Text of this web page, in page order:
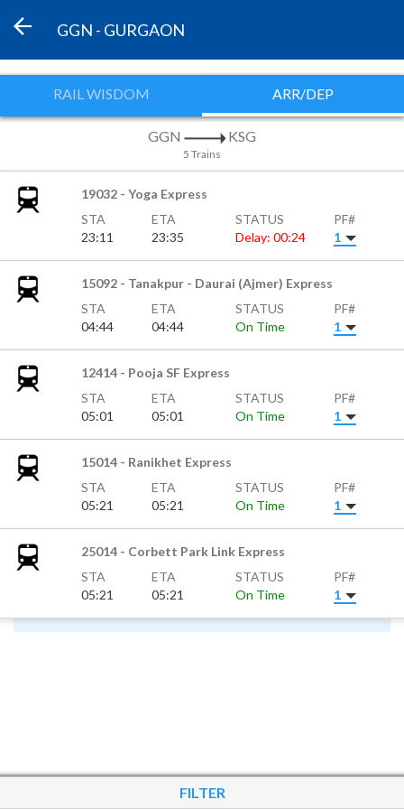
GGN - GURGAON
RAIL WISDOM ARR/DEP
GGN KSG
5 Trains
19032 - Yoga Express
STA
23:11
ETA
23:35
STATUS
Delay: 00:24
PF#
1
15092 - Tanakpur - Daurai (Ajmer) Express
STA
04:44
ETA
04:44
STATUS
On Time
PF#
1
12414 - Pooja SF Express
STA
05:01
ETA
05:01
STATUS
On Time
PF#
1
15014 - Ranikhet Express
STA
05:21
ETA
05:21
STATUS
On Time
PF#
1
25014 - Corbett Park Link Express
STA
05:21
ETA
05:21
STATUS
On Time
PF#
1
FILTER